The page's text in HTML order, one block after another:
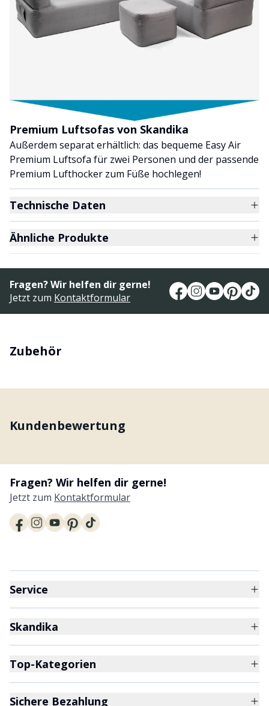
Premium Luftsofas von Skandika
Außerdem separat erhältlich: das bequeme Easy Air
Premium Luftsofa für zwei Personen und der passende
Premium Lufthocker zum Füße hochlegen!
Technische Daten
Ähnliche Produkte
Fragen? Wir helfen dir gerne!
Jetzt zum Kontaktformular
Zubehör
Kundenbewertung
Fragen? Wir helfen dir gerne!
Jetzt zum Kontaktformular
Service
Skandika
Top-Kategorien
Sichere Bezahlung